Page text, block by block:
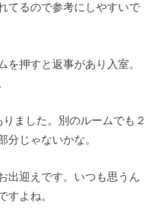
てるので参考にしやすいで
を押すと返事があり入室。
ました。別のルームでも２
分じゃないかな。
出迎えです。いつも思うん
すよね。